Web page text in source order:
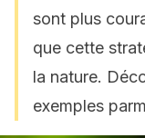
sont plus
que cette
la nature.
exemples